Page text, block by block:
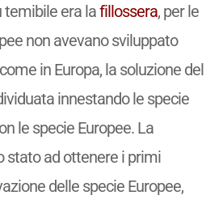
temibile era lafillossera, per le
non avevano sviluppato
in Europa, la soluzione del
innestando le specie
le specie Europee. La
stato ad ottenere i primi
delle specie Europee,